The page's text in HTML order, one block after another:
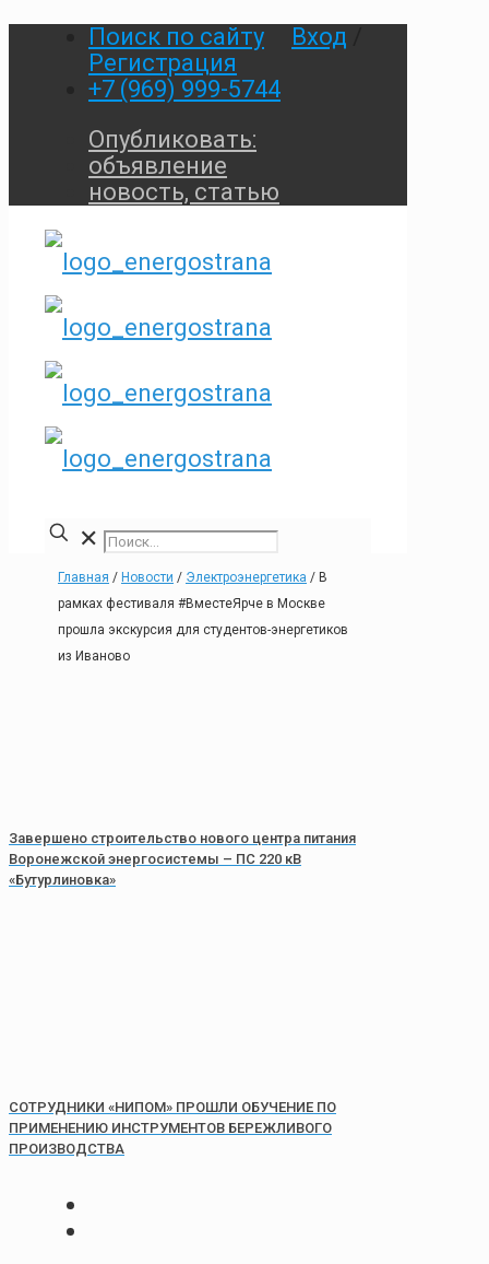
Поиск по сайту Вход
Регистрация
+7 (969) 999-5744
Опубликовать:
объявление
новость, статью
✕
Главная / Новости / Электроэнергетика / В
рамках фестиваля #ВместеЯрче в Москве
прошла экскурсия для студентов-энергетиков
из Иваново
Завершено строительство нового центра питания
Воронежской энергосистемы – ПС 220 кВ
«Бутурлиновка»
СОТРУДНИКИ «НИПОМ» ПРОШЛИ ОБУЧЕНИЕ ПО
ПРИМЕНЕНИЮ ИНСТРУМЕНТОВ БЕРЕЖЛИВОГО
ПРОИЗВОДСТВА